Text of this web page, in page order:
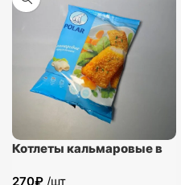
Котлеты кальмаровые в
270₽ /шт